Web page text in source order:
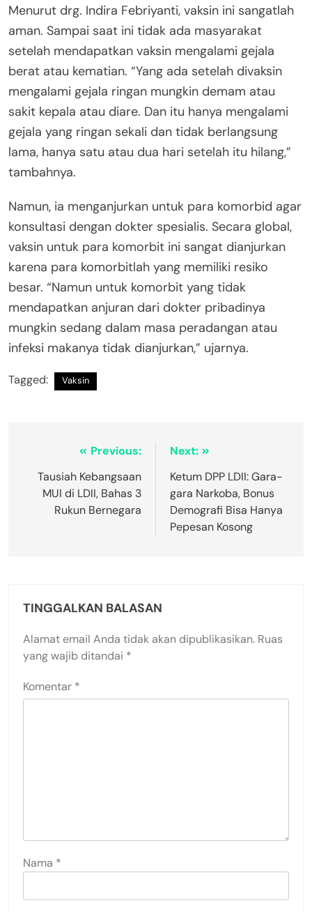
Menurut drg. Indira Febriyanti, vaksin ini sangatlah
aman. Sampai saat ini tidak ada masyarakat
setelah mendapatkan vaksin mengalami gejala
berat atau kematian. “Yang ada setelah divaksin
mengalami gejala ringan mungkin demam atau
sakit kepala atau diare. Dan itu hanya mengalami
gejala yang ringan sekali dan tidak berlangsung
lama, hanya satu atau dua hari setelah itu hilang,”
tambahnya.
Namun, ia menganjurkan untuk para komorbid agar
konsultasi dengan dokter spesialis. Secara global,
vaksin untuk para komorbit ini sangat dianjurkan
karena para komorbitlah yang memiliki resiko
besar. “Namun untuk komorbit yang tidak
mendapatkan anjuran dari dokter pribadinya
mungkin sedang dalam masa peradangan atau
infeksi makanya tidak dianjurkan,” ujarnya.
Tagged: Vaksin
Previous:
Tausiah Kebangsaan
MUI di LDII, Bahas 3
Rukun Bernegara
Next:
Ketum DPP LDII: Gara-
gara Narkoba, Bonus
Demografi Bisa Hanya
Pepesan Kosong
TINGGALKAN BALASAN
Alamat email Anda tidak akan dipublikasikan. Ruas
yang wajib ditandai *
Komentar *
Nama *